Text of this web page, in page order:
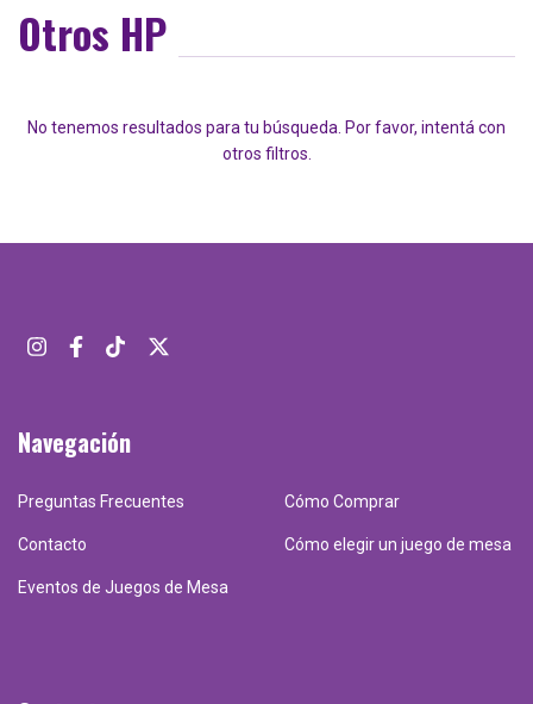
Otros HP
No tenemos resultados para tu búsqueda. Por favor, intentá con
otros filtros.
Navegación
Preguntas Frecuentes Cómo Comprar
Contacto Cómo elegir un juego de mesa
Eventos de Juegos de Mesa